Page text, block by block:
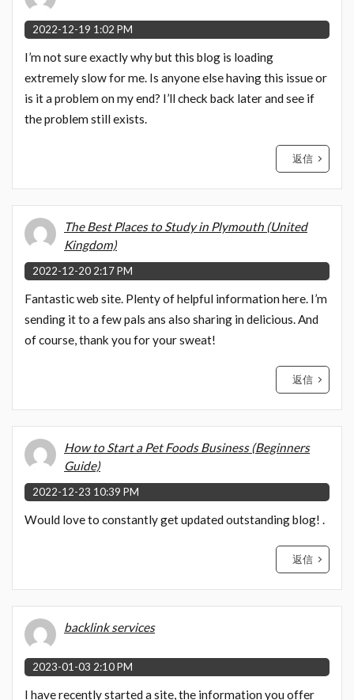
2022-12-19 1:02 PM
I’m not sure exactly why but this blog is loading
extremely slow for me. Is anyone else having this issue or
is it a problem on my end? I’ll check back later and see if
the problem still exists.
返信
The Best Places to Study in Plymouth (United
Kingdom)
2022-12-20 2:17 PM
Fantastic web site. Plenty of helpful information here. I’m
sending it to a few pals ans also sharing in delicious. And
of course, thank you for your sweat!
返信
How to Start a Pet Foods Business (Beginners
Guide)
2022-12-23 10:39 PM
Would love to constantly get updated outstanding blog! .
返信
backlink services
2023-01-03 2:10 PM
I have recently started a site, the information you offer